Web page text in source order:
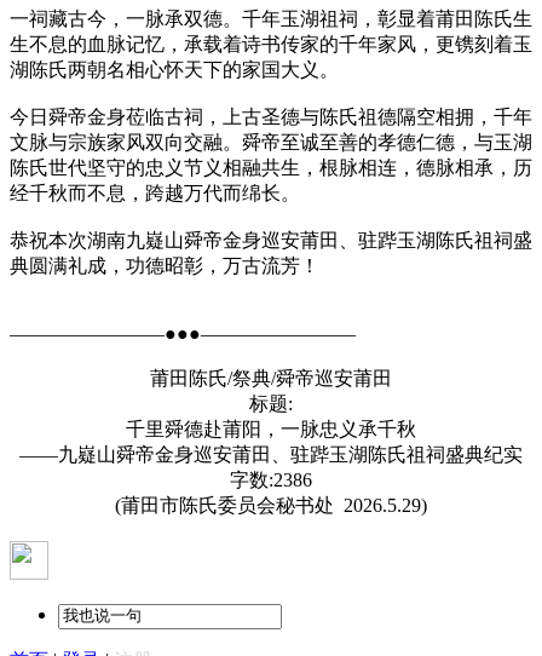
一祠藏古今，一脉承双德。千年玉湖祖祠，彰显着莆田陈氏生
生不息的血脉记忆，承载着诗书传家的千年家风，更镌刻着玉
湖陈氏两朝名相心怀天下的家国大义。
今日舜帝金身莅临古祠，上古圣德与陈氏祖德隔空相拥，千年
文脉与宗族家风双向交融。舜帝至诚至善的孝德仁德，与玉湖
陈氏世代坚守的忠义节义相融共生，根脉相连，德脉相承，历
经千秋而不息，跨越万代而绵长。
恭祝本次湖南九嶷山舜帝金身巡安莆田、驻跸玉湖陈氏祖祠盛
典圆满礼成，功德昭彰，万古流芳！
————————●●●————————
莆田陈氏/祭典/舜帝巡安莆田
标题:
千里舜德赴莆阳，一脉忠义承千秋
——九嶷山舜帝金身巡安莆田、驻跸玉湖陈氏祖祠盛典纪实
字数:2386
(莆田市陈氏委员会秘书处 2026.5.29)